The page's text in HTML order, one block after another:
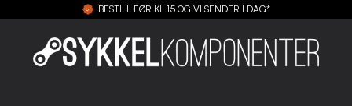
BESTILL FØR KL.15 OG VI SENDER I DAG*